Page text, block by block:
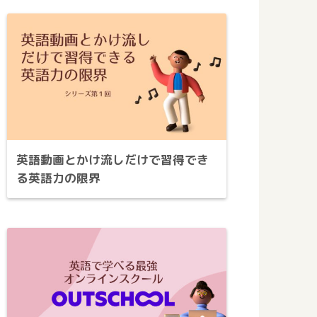
英語動画とかけ流しだけで習得でき
る英語力の限界